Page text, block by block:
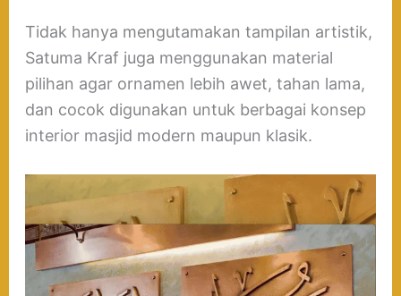
Tidak hanya mengutamakan tampilan artistik,
Satuma Kraf juga menggunakan material
pilihan agar ornamen lebih awet, tahan lama,
dan cocok digunakan untuk berbagai konsep
interior masjid modern maupun klasik.